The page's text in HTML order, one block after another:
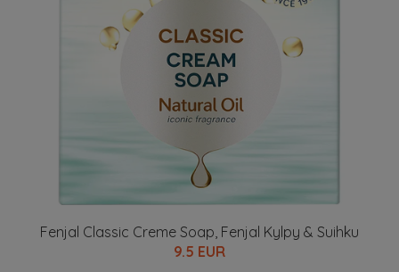
Fenjal Classic Creme Soap, Fenjal Kylpy & Suihku
9.5 EUR